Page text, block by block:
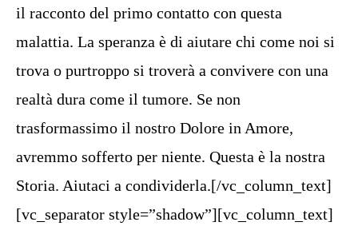
il racconto del primo contatto con questa
malattia. La speranza è di aiutare chi come noi si
trova o purtroppo si troverà a convivere con una
realtà dura come il tumore. Se non
trasformassimo il nostro Dolore in Amore,
avremmo sofferto per niente. Questa è la nostra
Storia. Aiutaci a condividerla.[/vc_column_text]
[vc_separator style=”shadow”][vc_column_text]